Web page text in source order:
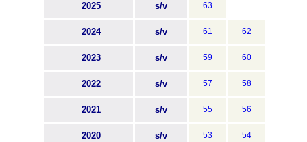
2025 s/v 63
2024 s/v 61 62
2023 s/v 59 60
2022 s/v 57 58
2021 s/v 55 56
2020 s/v 53 54